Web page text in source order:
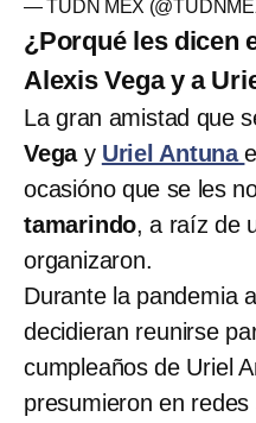
— TUDN MEX
¿Porqué les dicen
Alexis Vega y a
La gran amistad que
Vegay Uriel Antuna
ocasióno que se les
tamarindo, a raíz de
organizaron.
Durante la pandemia
decidieran reunirse
cumpleaños de Uriel
presumieron en